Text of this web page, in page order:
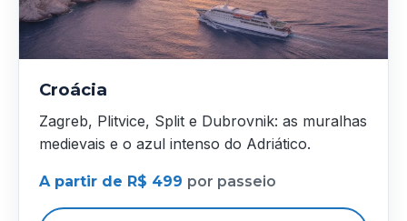
Croácia
Zagreb, Plitvice, Split e Dubrovnik: as muralhas
medievais e o azul intenso do Adriático.
A partir de R$ 499 por passeio